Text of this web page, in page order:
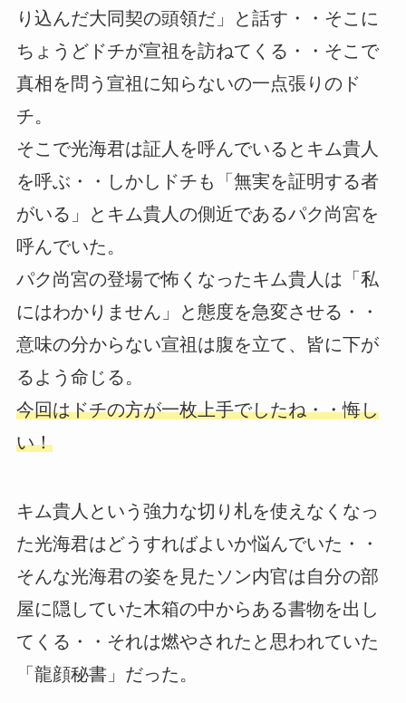
り込んだ大同契の頭領だ」と話す・・そこに
ちょうどドチが宣祖を訪ねてくる・・そこで
真相を問う宣祖に知らないの一点張りのド
チ。
そこで光海君は証人を呼んでいるとキム貴人
を呼ぶ・・しかしドチも「無実を証明する者
がいる」とキム貴人の側近であるパク尚宮を
呼んでいた。
パク尚宮の登場で怖くなったキム貴人は「私
にはわかりません」と態度を急変させる・・
意味の分からない宣祖は腹を立て、皆に下が
るよう命じる。
今回はドチの方が一枚上手でしたね・・悔し
い！
キム貴人という強力な切り札を使えなくなっ
た光海君はどうすればよいか悩んでいた・・
そんな光海君の姿を見たソン内官は自分の部
屋に隠していた木箱の中からある書物を出し
てくる・・それは燃やされたと思われていた
「龍顔秘書」だった。